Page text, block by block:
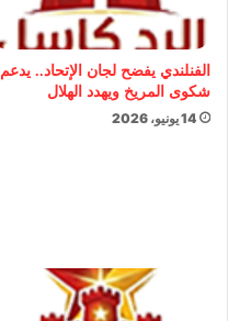
الفنلندي يفضح لجان الإتحاد.. يدعم
شكوى المريخ ويهدد الهلال
14 يونيو، 2026